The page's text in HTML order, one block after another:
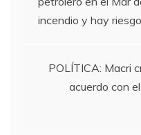
o
o
k
m
de
incendio y hay
POLÍTICA: Macri
acuerdo con